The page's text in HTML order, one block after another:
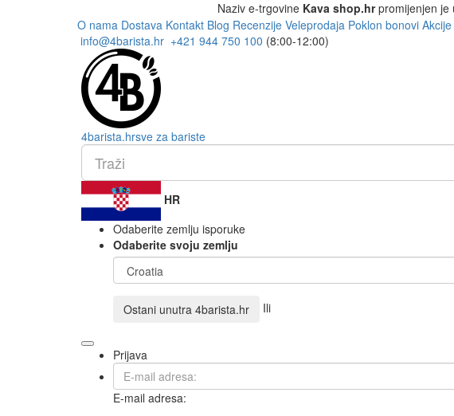
Naziv e-trgovine Kava shop.hrpromijenjen je
O nama Dostava Kontakt Blog Recenzije Veleprodaja Poklon bonovi Akcije
info@4barista.hr +421 944 750 100 (8:00-12:00)
4barista.hrsve za bariste
HR
Odaberite zemlju isporuke
Odaberite svoju zemlju
Ostani unutra 4barista.hr Ili
Prijava
E-mail adresa: